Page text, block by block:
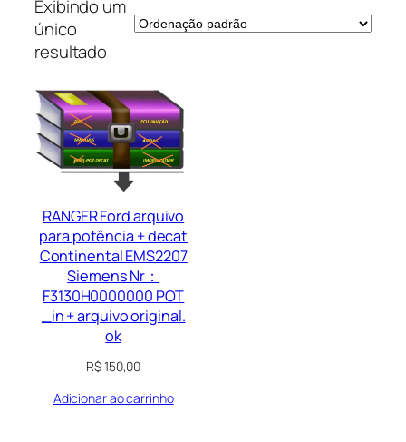
Exibindo um
único
resultado
RANGER Ford arquivo
para potência + decat
Continental EMS2207
Siemens Nr：
F3130H0000000 POT
_in + arquivo original.
ok
R$150,00
Adicionar ao carrinho